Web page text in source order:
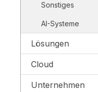
Sonstiges
AI-Systeme
Lösungen
Cloud
Unternehmen